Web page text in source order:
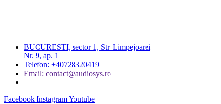
BUCURESTI, sector 1, Str. Limpejoarei
Nr. 9, ap. 1
Telefon: +40728320419
Email: contact@audiosys.ro
Facebook InstagramYoutube